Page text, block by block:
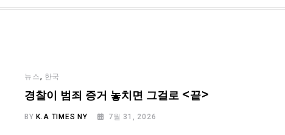
뉴스, 한국
경찰이 범죄 증거 놓치면 그걸로 <끝>
BYK.A TIMES NY 7월 31, 2026